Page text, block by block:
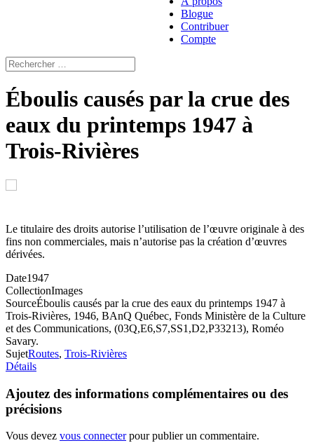
Blogue
Contribuer
Compte
Éboulis causés par la crue des
eaux du printemps 1947 à
Trois-Rivières
Le titulaire des droits autorise l’utilisation de l’œuvre originale à des
fins non commerciales, mais n’autorise pas la création d’œuvres
dérivées.
Date1947
CollectionImages
SourceÉboulis causés par la crue des eaux du printemps 1947 à
Trois-Rivières, 1946, BAnQ Québec, Fonds Ministère de la Culture
et des Communications, (03Q,E6,S7,SS1,D2,P33213), Roméo
Savary.
SujetRoutes, Trois-Rivières
Détails
Ajoutez des informations complémentaires ou des
précisions
Vous devez vous connecterpour publier un commentaire.